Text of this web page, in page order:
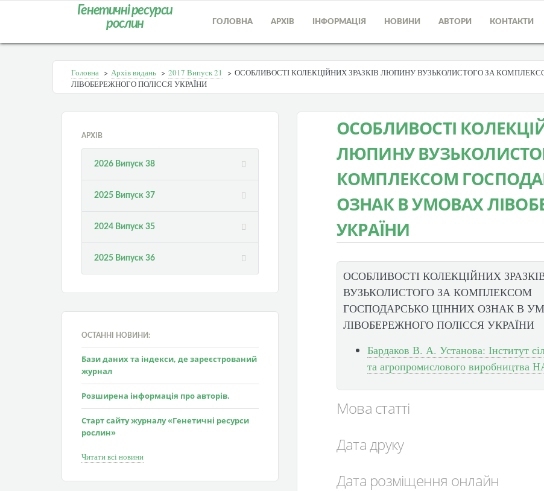
Генетичні ресурси
рослин
ГОЛОВНА АРХІВ ІНФОРМАЦІЯ НОВИНИ АВТОРИ КОНТАКТИ
Головна > Архів видань > 2017 Випуск 21 > ОСОБЛИВОСТІ КОЛЕКЦІЙНИХ ЗРАЗКІВ ЛЮПИНУ ВУЗЬКОЛИСТОГО ЗА
ЛІВОБЕРЕЖНОГО ПОЛІССЯ УКРАЇНИ
АРХІВ
2026 Випуск 38
2025 Випуск 37
2024 Випуск 35
2025 Випуск 36
ОСТАННІ НОВИНИ:
Бази даних та індекси, де зареєстрований
журнал
Розширена інформація про авторів.
Старт сайту журналу «Генетичні ресурси
рослин»
Читати всі новини
ОСОБЛИВОСТІ
ЛЮПИНУ
КОМПЛЕКСОМ
ОЗНАК В УМОВАХ
УКРАЇНИ
ОСОБЛИВОСТІ КОЛЕКЦІЙНИХ
ВУЗЬКОЛИСТОГО ЗА КОМПЛЕКСОМ
ГОСПОДАРСЬКО ЦІННИХ ОЗНАК В
ЛІВОБЕРЕЖНОГО ПОЛІССЯ УКРАЇНИ
Бардаков В. А. Установа: Інститут
та агропромислового виробництва
Мова статті
Дата друку
Дата розміщення онлайн